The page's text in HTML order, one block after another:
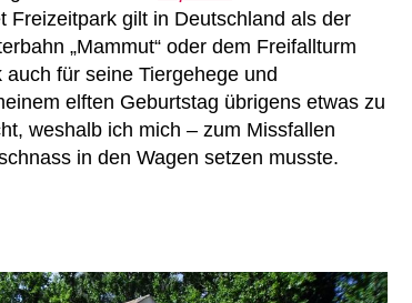
Freizeitpark gilt in Deutschland als der
„Mammut“ oder dem Freifallturm
auch für seine Tiergehege und
elften Geburtstag übrigens etwas zu
weshalb ich mich – zum Missfallen
in den Wagen setzen musste.